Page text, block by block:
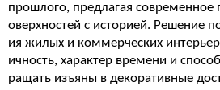
прошлого, предлагая современное
оверхностей с историей. Решение
ия жилых и коммерческих
ичность, характер времени и
ращать изъяны в декоративные